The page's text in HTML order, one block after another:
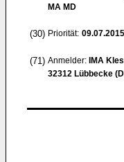
MA MD
(30) Priorität: 09.07.2015
(71) Anmelder: IMA
32312 Lübbecke